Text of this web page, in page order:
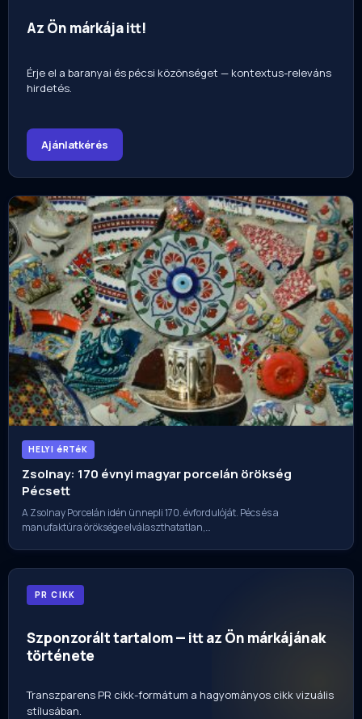
Az Ön márkája itt!
Érje el a baranyai és pécsi közönséget — kontextus-releváns
hirdetés.
Ajánlatkérés
HELYI éRTéK
Zsolnay: 170 évnyi magyar porcelán örökség
Pécsett
A Zsolnay Porcelán idén ünnepli 170. évfordulóját. Pécs és a
manufaktúra öröksége elválaszthatatlan,…
PR CIKK
Szponzorált tartalom — itt az Ön márkájának
története
Transzparens PR cikk-formátum a hagyományos cikk vizuális
stílusában.